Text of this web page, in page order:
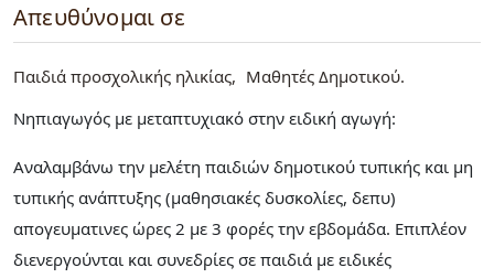
Απευθύνομαι σε
Παιδιά προσχολικής ηλικίας
Μαθητές Δημοτικού
Νηπιαγωγός με μεταπτυχιακό στην ειδική αγωγή:
Αναλαμβάνω την μελέτη παιδιών δημοτικού τυπικής και μη
τυπικής ανάπτυξης (μαθησιακές δυσκολίες, δεπυ)
απογευματινες ώρες 2 με 3 φορές την εβδομάδα. Επιπλέον
διενεργούνται και συνεδρίες σε παιδιά με ειδικές